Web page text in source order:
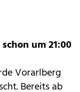
um 21:00
Vorarlberg
Bereits ab